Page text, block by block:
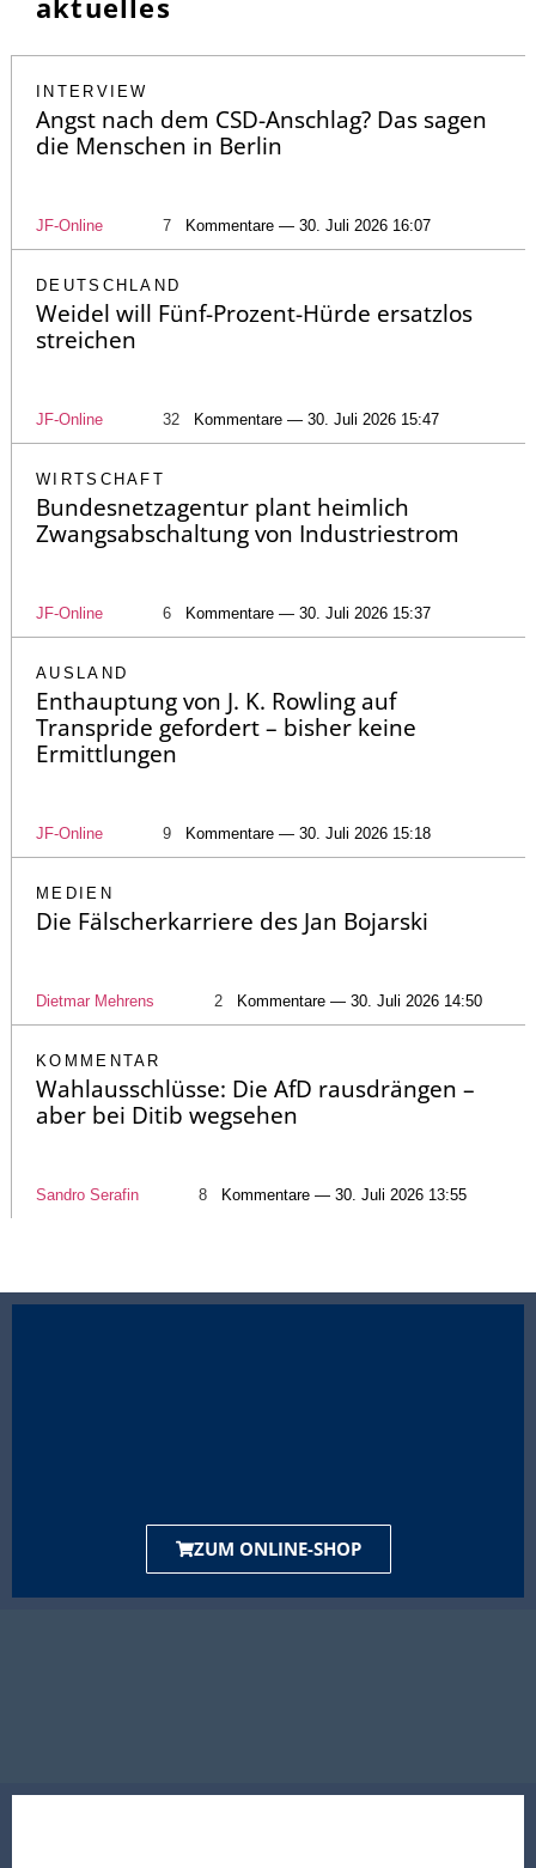
INTERVIEW
Angst nach dem CSD-Anschlag? Das sagen
die Menschen in Berlin
JF-Online 7 Kommentare — 30. Juli 2026 16:07
DEUTSCHLAND
Weidel will Fünf-Prozent-Hürde ersatzlos
streichen
JF-Online 32 Kommentare — 30. Juli 2026 15:47
WIRTSCHAFT
Bundesnetzagentur plant heimlich
Zwangsabschaltung von Industriestrom
JF-Online 6 Kommentare — 30. Juli 2026 15:37
AUSLAND
Enthauptung von J. K. Rowling auf
Transpride gefordert – bisher keine
Ermittlungen
JF-Online 9 Kommentare — 30. Juli 2026 15:18
MEDIEN
Die Fälscherkarriere des Jan Bojarski
Dietmar Mehrens 2 Kommentare — 30. Juli 2026 14:50
KOMMENTAR
Wahlausschlüsse: Die AfD rausdrängen –
aber bei Ditib wegsehen
Sandro Serafin 8 Kommentare — 30. Juli 2026 13:55
ZUM ONLINE-SHOP